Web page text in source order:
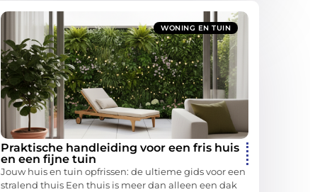
WONING EN TUIN
Praktische handleiding voor een fris huis
en een fijne tuin
Jouw huis en tuin opfrissen: de ultieme gids voor een
stralend thuis Een thuis is meer dan alleen een dak